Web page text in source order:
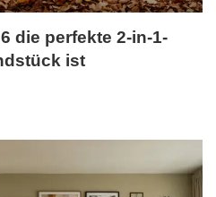
die perfekte 2-in-1-
ist